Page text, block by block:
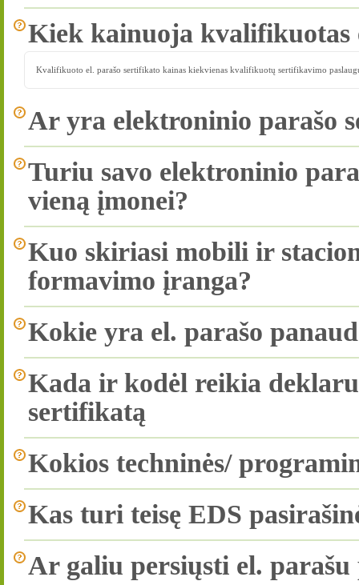
Kiek kainuoja kvalifikuotas
Kvalifikuoto el. parašo sertifikato kainas kiekvienas kvalifikuotų sertifikavimo
Ar yra elektroninio parašo
Turiu savo elektroninio
vieną įmonei?
Kuo skiriasi mobili ir
formavimo įranga?
Kokie yra el. parašo
Kada ir kodėl reikia
sertifikatą
Kokios techninės/
Kas turi teisę EDS
Ar galiu persiųsti el.